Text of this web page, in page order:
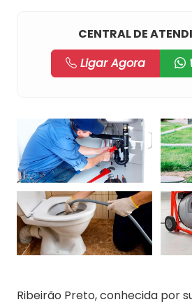
CENTRAL DE
Ligar Agora
Ribeirão Preto, conhecida por